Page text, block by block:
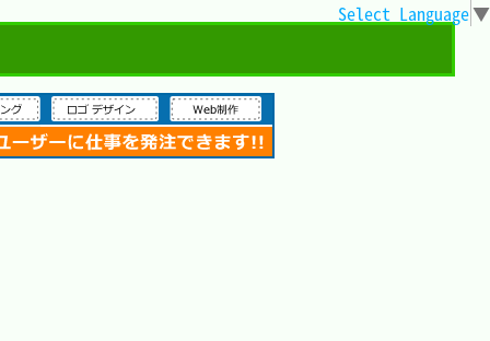
Select Language▼